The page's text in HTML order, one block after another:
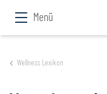
Menü
Wellness Lexikon